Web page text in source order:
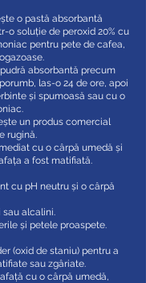
o pastă absorbantă
o soluție de peroxid 20% cu
pentru pete de cafea,
absorbantă precum
las-o 24 de ore, apoi
și spumoasă sau cu o
un produs comercial
rugină.
cu o cârpă umedă și
a fost matifiată.
cu pH neutru și o cârpă
sau alcalini.
și petele proaspete.
(oxid de staniu) pentru a
sau zgâriate.
cu o cârpă umedă,